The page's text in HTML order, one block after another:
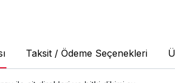
Taksit / Ödeme Seçenekleri